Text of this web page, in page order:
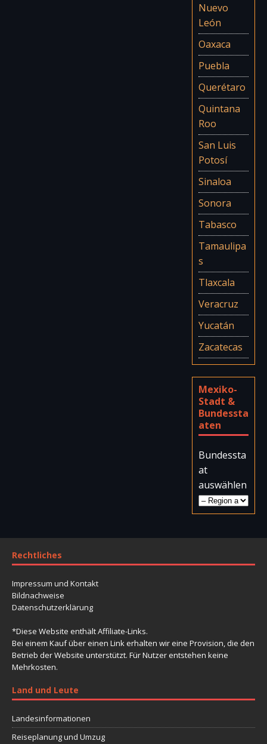
Nuevo
León
Oaxaca
Puebla
Querétaro
Quintana
Roo
San Luis
Potosí
Sinaloa
Sonora
Tabasco
Tamaulipa
s
Tlaxcala
Veracruz
Yucatán
Zacatecas
Mexiko-
Stadt &
Bundessta
aten
Bundessta
at
auswählen
Rechtliches
Impressum und Kontakt
Bildnachweise
Datenschutzerklärung
*Diese Website enthält Affiliate-Links.
Bei einem Kauf über einen Link erhalten wir eine Provision, die den
Betrieb der Website unterstützt. Für Nutzer entstehen keine
Mehrkosten.
Land und Leute
Landesinformationen
Reiseplanung und Umzug